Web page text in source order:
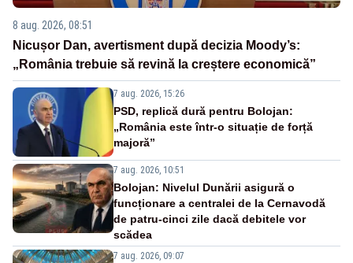
8 aug. 2026, 08:51
Nicușor Dan, avertisment după decizia Moody’s:
„România trebuie să revină la creștere economică”
7 aug. 2026, 15:26
PSD, replică dură pentru Bolojan:
„România este într-o situație de forță
majoră”
7 aug. 2026, 10:51
Bolojan: Nivelul Dunării asigură o
funcționare a centralei de la Cernavodă
de patru-cinci zile dacă debitele vor
scădea
7 aug. 2026, 09:07